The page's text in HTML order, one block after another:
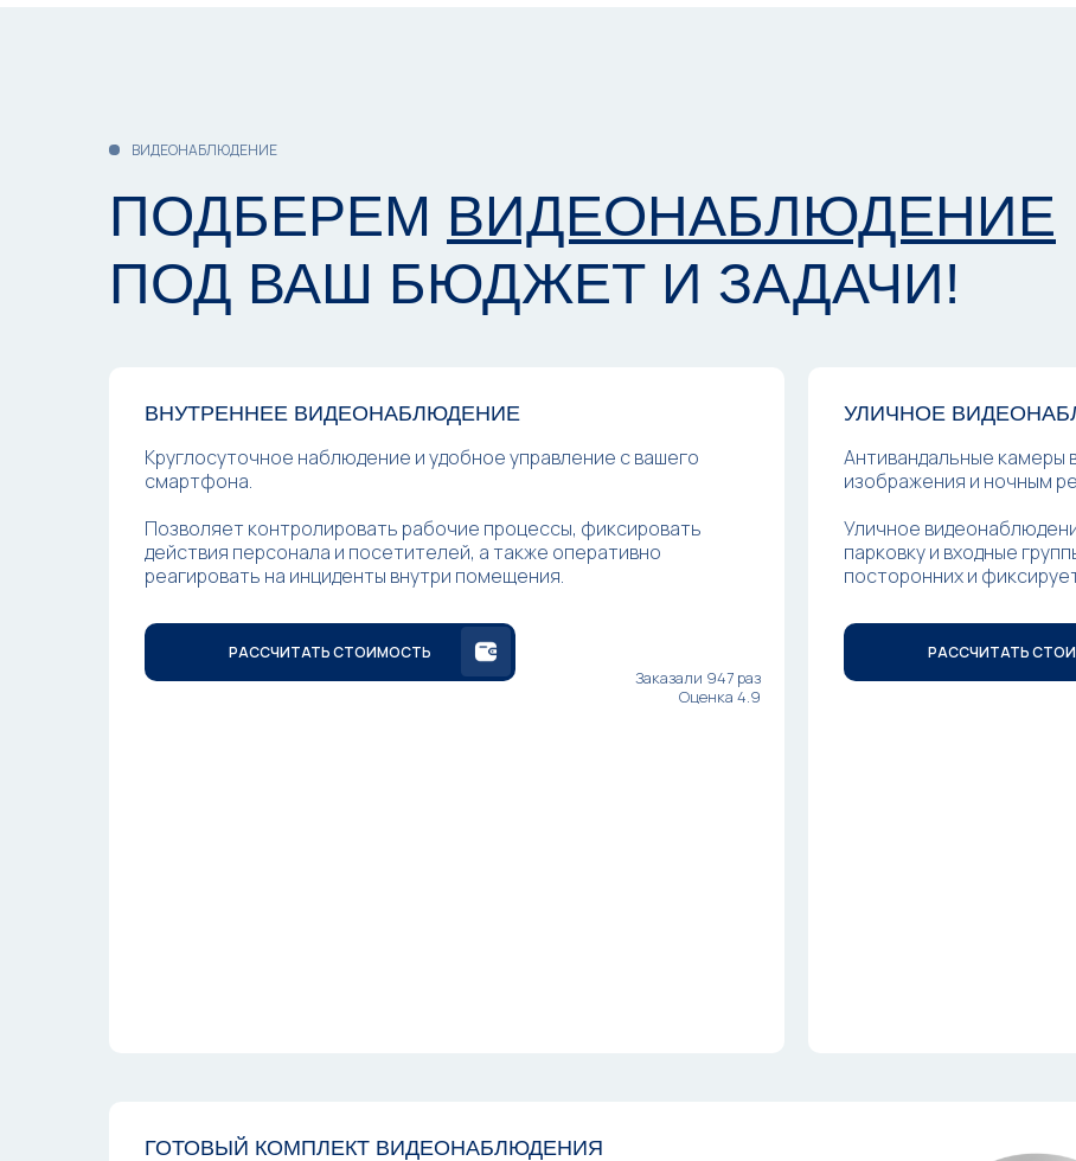
ВИДЕОНАБЛЮДЕНИЕ
ПОДБЕРЕМ ВИДЕОНАБЛЮДЕНИЕ
ПОД ВАШ БЮДЖЕТ И ЗАДАЧИ!
ВНУТРЕННЕЕ ВИДЕОНАБЛЮДЕНИЕ
Круглосуточное наблюдение и удобное управление с вашего
смартфона.
Позволяет контролировать рабочие процессы, фиксировать
действия персонала и посетителей, а также оперативно
реагировать на инциденты внутри помещения.
РАССЧИТАТЬ СТОИМОСТЬ
УЛИЧНОЕ
Антивандальные камеры
изображения и ночным
Уличное
парковку и входные
посторонних и
РАССЧИТАТЬ
ГОТОВЫЙ КОМПЛЕКТ ВИДЕОНАБЛЮДЕНИЯ
Заказали 947 раз
Оценка 4.9